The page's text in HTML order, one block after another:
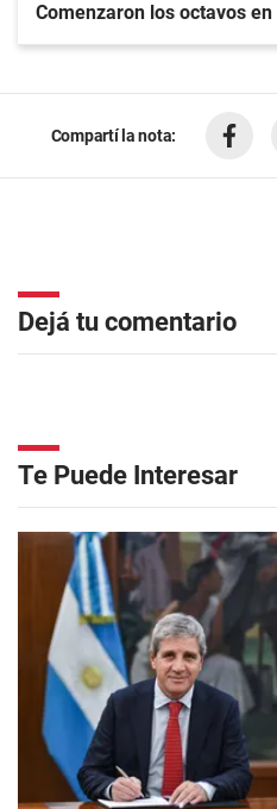
Comenzaron los octavos
Compartí la nota:
Dejá tu comentario
Te Puede Interesar